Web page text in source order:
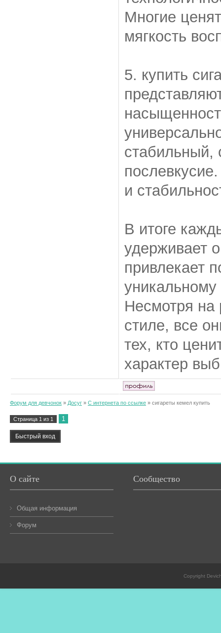
Многие
мягкость
5. купить
стабильный,
и
В итоге
удерживает
привлекает
уникальному
Несмотря на
стиле, все
тех, кто
характер
Форум для девчонок » Досуг » С интернета по ссылке » сигареты кемел купить
Страница 1 из 1 1
О сайте
Общая информация
Форум
Сообщество
Copyright